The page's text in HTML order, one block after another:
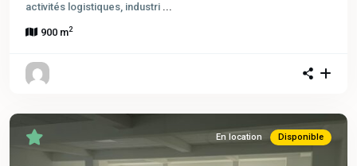
activités logistiques, industri ...
900 m2
En location Disponible